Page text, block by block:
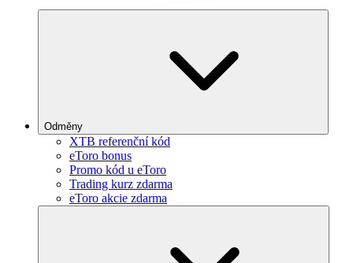
Odměny
XTB referenční kód
eToro bonus
Promo kód u eToro
Trading kurz zdarma
eToro akcie zdarma